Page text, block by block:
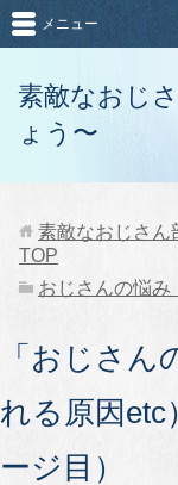
素敵なおじ
ょう〜
メニュー
素敵なおじさん
TOP
おじさんの悩み
「おじさん
れる原因etc
ージ目）